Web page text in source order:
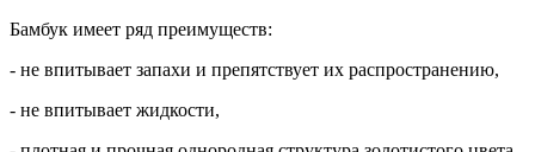
Бамбук имеет ряд преимуществ:
- не впитывает запахи и препятствует их распространению,
- не впитывает жидкости,